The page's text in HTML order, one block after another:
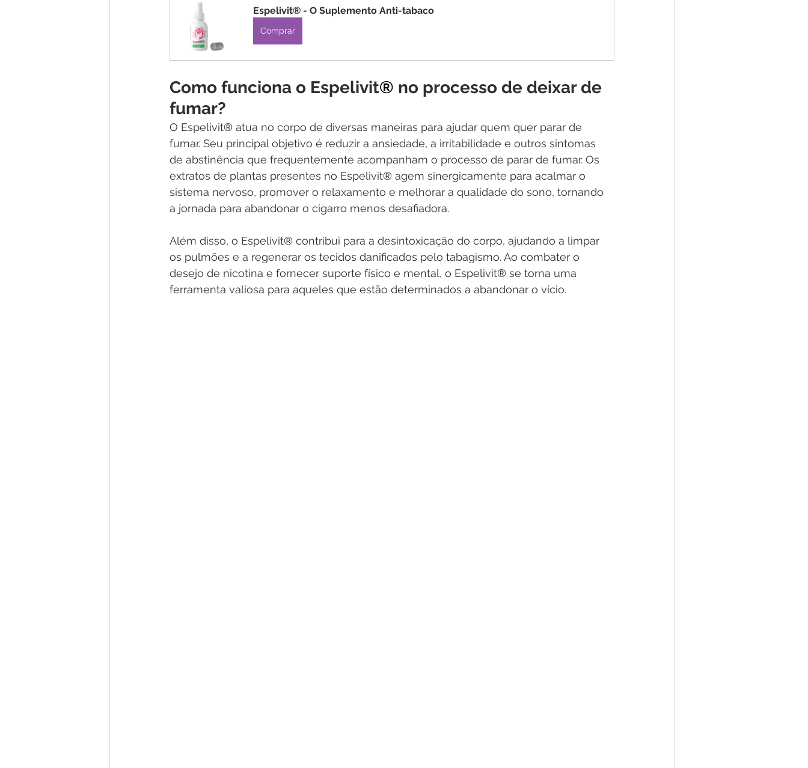
Espelivit® - O Suplemento Anti-tabaco
Comprar
Como funciona o Espelivit® no processo de deixar de
fumar?
O Espelivit® atua no corpo de diversas maneiras para ajudar quem quer parar de
fumar. Seu principal objetivo é reduzir a ansiedade, a irritabilidade e outros sintomas
de abstinência que frequentemente acompanham o processo de parar de fumar. Os
extratos de plantas presentes no Espelivit® agem sinergicamente para acalmar o
sistema nervoso, promover o relaxamento e melhorar a qualidade do sono, tornando
a jornada para abandonar o cigarro menos desafiadora.
Além disso, o Espelivit® contribui para a desintoxicação do corpo, ajudando a limpar
os pulmões e a regenerar os tecidos danificados pelo tabagismo. Ao combater o
desejo de nicotina e fornecer suporte físico e mental, o Espelivit® se torna uma
ferramenta valiosa para aqueles que estão determinados a abandonar o vício.